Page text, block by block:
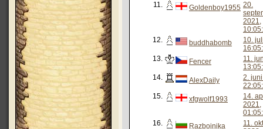
11.
Goldenboy1955 20.
2021,
12.
buddhabomb
10.
13.
Fencer
11.
14.
AlexDaily
2.
15.
xfgwolf1993
14.
2021,
16.
Razboinika
11.